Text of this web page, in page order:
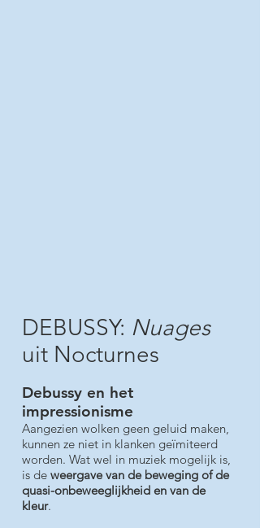
DEBUSSY: Nuages
uit Nocturnes
Debussy en het
impressionisme
Aangezien wolken geen geluid maken,
kunnen ze niet in klanken geïmiteerd
worden. Wat wel in muziek mogelijk is,
is de weergave van de beweging of de
quasi-onbeweeglijkheid en van de
kleur.